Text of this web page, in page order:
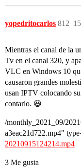
yopedritocarlos 812
Mientras el canal de la
Tv en el canal 320, y
VLC en Windows 10
causaron grandes
usan IPTV colocando
contarlo. 😆
/monthly_2021_09/
a3eac21d722.mp4"
20210915124214.mp4
3 Me gusta